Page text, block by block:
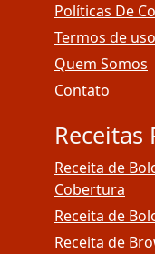
Políticas De
Termos de uso
Quem Somos
Contato
Receitas
Receita de
Cobertura
Receita de
Receita de